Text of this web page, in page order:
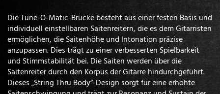
Die Tune-O-Matic-Brücke besteht aus einer festen Basis und
individuell einstellbaren Saitenreitern, die es dem Gitarristen
ermöglichen, die Saitenhöhe und Intonation präzise
anzupassen. Dies trägt zu einer verbesserten Spielbarkeit
und Stimmstabilität bei. Die Saiten werden über die
Saitenreiter durch den Korpus der Gitarre hindurchgeführt.
Dieses „String Thru Body”-Design sorgt für eine erhöhte